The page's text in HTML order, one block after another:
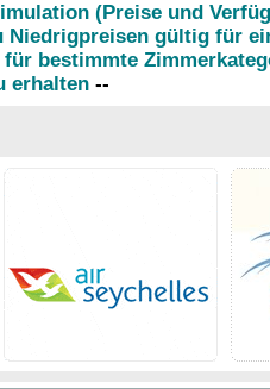
(Preise und
Niedrigpreisen gültig für
bestimmte
erhalten --